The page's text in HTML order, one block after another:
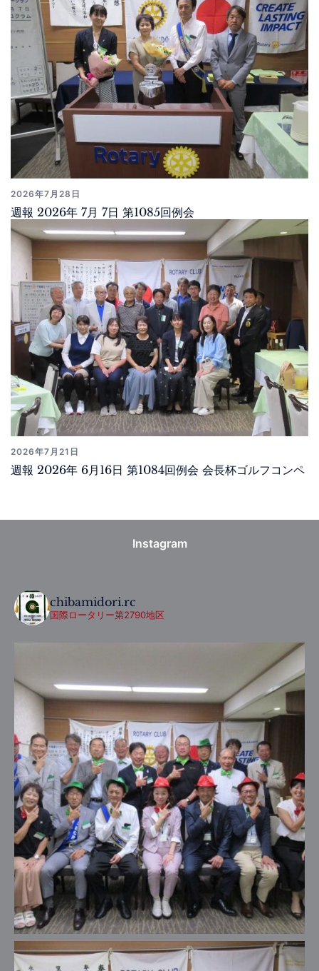
2026年7月28日
週報 2026年 7月 7日 第1085回例会
2026年7月21日
週報 2026年 6月16日 第1084回例会 会長杯ゴルフコンペ
Instagram
chibamidori.rc
国際ロータリー第2790地区